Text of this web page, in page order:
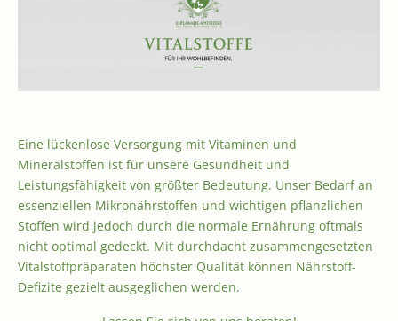
Eine lückenlose Versorgung mit Vitaminen und
Mineralstoffen ist für unsere Gesundheit und
Leistungsfähigkeit von größter Bedeutung. Unser Bedarf an
essenziellen Mikronährstoffen und wichtigen pflanzlichen
Stoffen wird jedoch durch die normale Ernährung oftmals
nicht optimal gedeckt. Mit durchdacht zusammengesetzten
Vitalstoffpräparaten höchster Qualität können Nährstoff-
Defizite gezielt ausgeglichen werden.